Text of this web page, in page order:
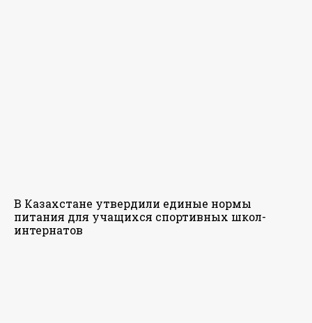
В Казахстане утвердили единые нормы
питания для учащихся спортивных школ-
интернатов